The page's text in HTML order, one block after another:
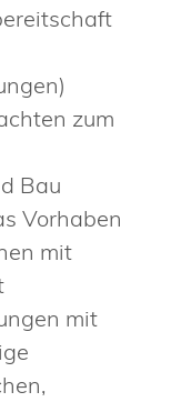
zum
Bau
Vorhaben
mit
mit